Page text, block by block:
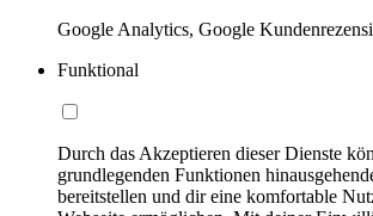
Google Analytics, Google
Funktional
Durch das Akzeptieren dieser Dienste
grundlegenden Funktionen
bereitstellen und dir eine komfortable